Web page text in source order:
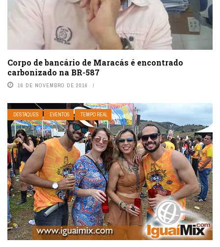
Corpo de bancário de Maracás é encontrado
carbonizado na BR-587
16 DE NOVEMBRO DE 2016
DESTAQUES EVENTOS TEMPO REAL